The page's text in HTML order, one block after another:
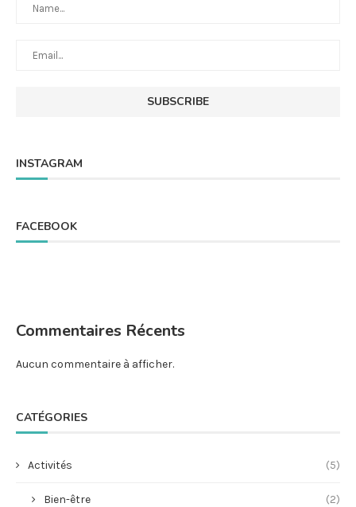
INSTAGRAM
FACEBOOK
Commentaires Récents
Aucun commentaire à afficher.
CATÉGORIES
Activités (5)
Bien-être (2)